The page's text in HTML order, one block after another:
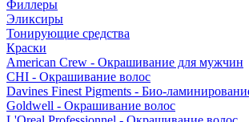
Филлеры
Эликсиры
Тонирующие средства
Краски
American Crew - Окрашивание для мужчин
CHI - Окрашивание волос
Davines Finest Pigments - Био-
Goldwell - Окрашивание волос